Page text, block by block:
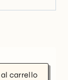
carrello